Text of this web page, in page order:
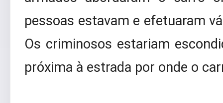
pessoas estavam e efetuaram
Os criminosos estariam
próxima à estrada por onde o